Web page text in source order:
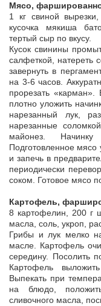
Мясо,
1 кг свиной
кусочка мякиша
тертый сыр по вкусу.
Кусок свинины
салфеткой, натереть
завернуть в
на 3-6 часов.
прорезать «карман».
плотно уложить
нарезанный лук,
нарезанные
майонез.
Подготовленное
и запечь в
периодически
соком. Готовое мясо
Картофель,
8 картофелин, 200 г
масла, соль, укроп,
Грибы и лук мелко
масле. Картофель
середину. Посолить
Картофель
Выпекать при
на блюдо,
сливочного масла,